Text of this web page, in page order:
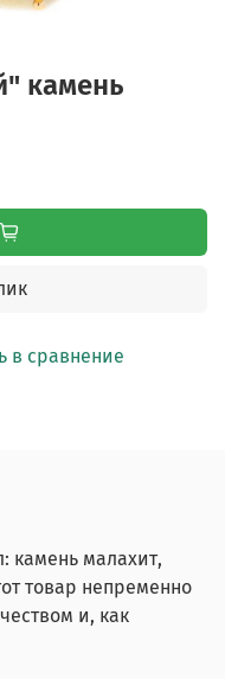
камень
в сравнение
камень малахит,
товар непременно
и, как